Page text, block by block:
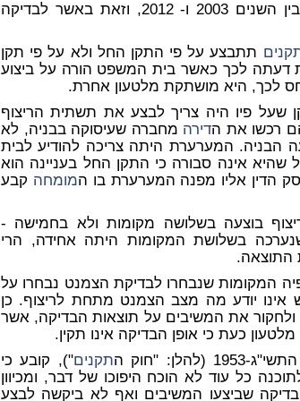
לא שונה כלל בין השנים 2003 ו- 2012, וזאת באשר לבדיקה
תתבצע על פי התקן החל ולא על פי תקן
דעתה לכך כאשר בית המשפט הורה על ביצוע
לכך, היא מושתקת מלטעון אחרת.
שעל פיו היה צריך לבצע את תשתית הריצוף
רכשו את הדירה מחברה שעיסוקה בבניה, לא
הבניה. המערערת היתה צריכה להודיע לבית
אינה סבורה כי התקן החל בעניינה הוא
מומחה קבע
בוצעה בשלושה מקומות ולא בחמישה -
בשלושת המקומות היתה אחידה, הרי
התוצאה.
המקומות שנבחרו לבדיקת הצמנט נבחרו על
אינו יודע מה מצב הצמנט מתחת לריצוף. כן
את המשיבים על תוצאות הבדיקה, אשר
כעת כי אופן הבדיקה אינו תקין.
התשי"ג-1953 (להלן: "חוק ה תקנים"), קובע כי
כל עוד לא הוכח היפוכו של דבר, ומכיוון
שביצעו המשיבים ואף לא ביקשה לבצע